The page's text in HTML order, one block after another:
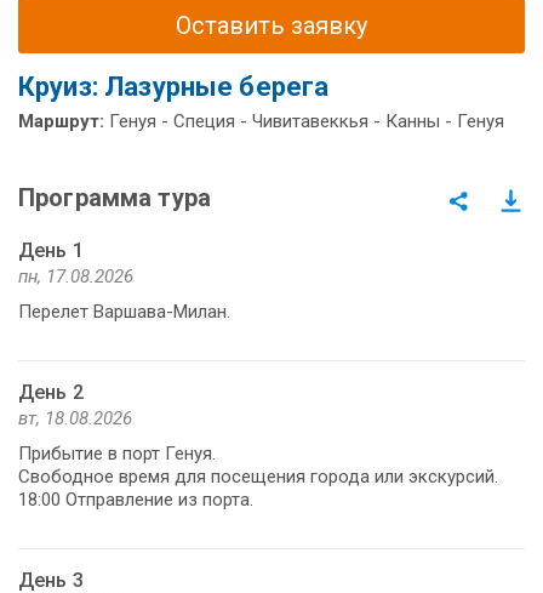
Оставить заявку
Круиз: Лазурные берега
Маршрут: Генуя - Специя - Чивитавеккья - Канны - Генуя
Программа тура
День 1
пн, 17.08.2026
Перелет Варшава-Милан.
День 2
вт, 18.08.2026
Прибытие в порт Генуя.
Свободное время для посещения города или экскурсий.
18:00 Отправление из порта.
День 3